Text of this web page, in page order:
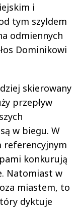
i
tym szyldem
odmiennych
Dominikowi
skierowany
przepływ
w biegu. W
referencyjnym
konkurują
Natomiast w
miastem, to
dyktuje